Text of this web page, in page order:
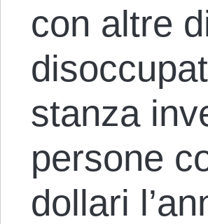
con altre
stanza
persone
dollari